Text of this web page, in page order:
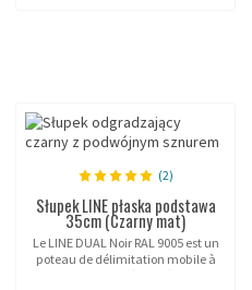
(2)
Słupek LINE płaska podstawa
35cm (Czarny mat)
Le LINE DUAL Noir RAL 9005 est un
poteau de délimitation mobile à
double corde, spécialisé dans le